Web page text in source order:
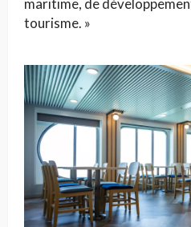
maritime, de
tourisme. »